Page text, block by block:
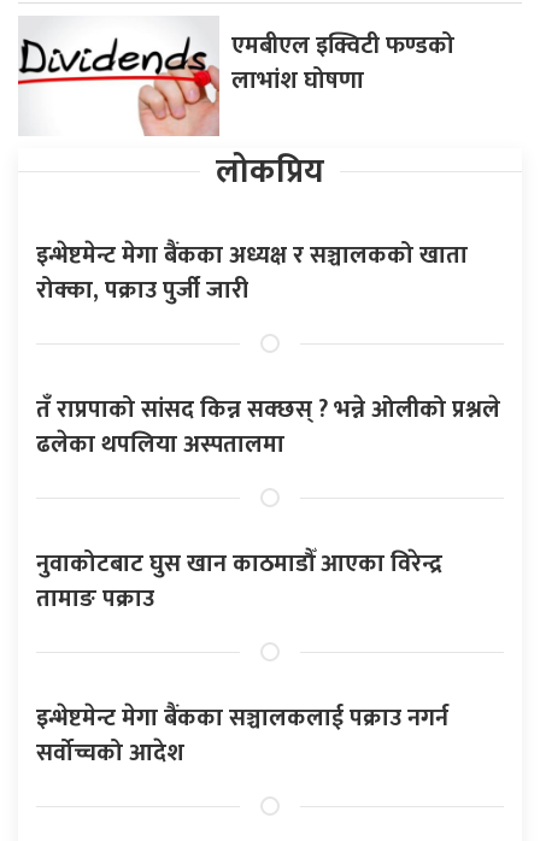
एमबीएल इक्विटी फण्डको
लाभांश घोषणा
लोकप्रिय
इन्भेष्टमेन्ट मेगा बैंकका अध्यक्ष र सञ्चालकको खाता
रोक्का, पक्राउ पुर्जी जारी
तँ राप्रपाको सांसद किन्न सक्छस् ? भन्ने ओलीको प्रश्नले
ढलेका थपलिया अस्पतालमा
नुवाकोटबाट घुस खान काठमाडौँ आएका विरेन्द्र
तामाङ पक्राउ
इन्भेष्टमेन्ट मेगा बैंकका सञ्चालकलाई पक्राउ नगर्न
सर्वोच्चको आदेश